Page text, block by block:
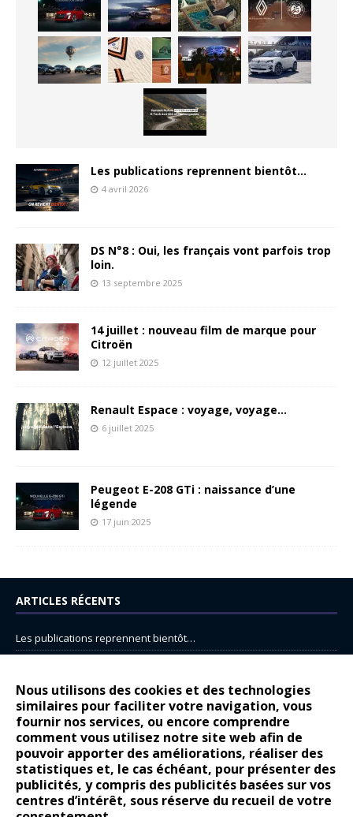
Nous utilisons des cookies et des technologies
similaires pour faciliter votre navigation, vous
fournir nos services, ou encore comprendre
comment vous utilisez notre site web afin de
pouvoir apporter des améliorations, réaliser des
statistiques et, le cas échéant, pour présenter des
publicités, y compris des publicités basées sur vos
centres d’intérêt, sous réserve du recueil de votre
Les publications reprennent bientôt…
4 avril 2026
DS N°8 : Oui, les français vont parfois trop
loin.
13 septembre 2025
14 juillet : nouveau film de marque pour
Citroën
12 juillet 2025
Renault Espace : voyage, voyage…
6 juillet 2025
Peugeot E-208 GTi : naissance d’une
légende
17 juin 2025
ARTICLES RÉCENTS
Les publications reprennent bientôt…
14 juillet : nouveau film de marque pour Citroën
Renault Espace : voyage, voyage…
Peugeot E-208 GTi : naissance d’une légende
COMMENTAIRES RÉCENTS
Bernard DardartdansDacia Sandero : pour les gens vrais